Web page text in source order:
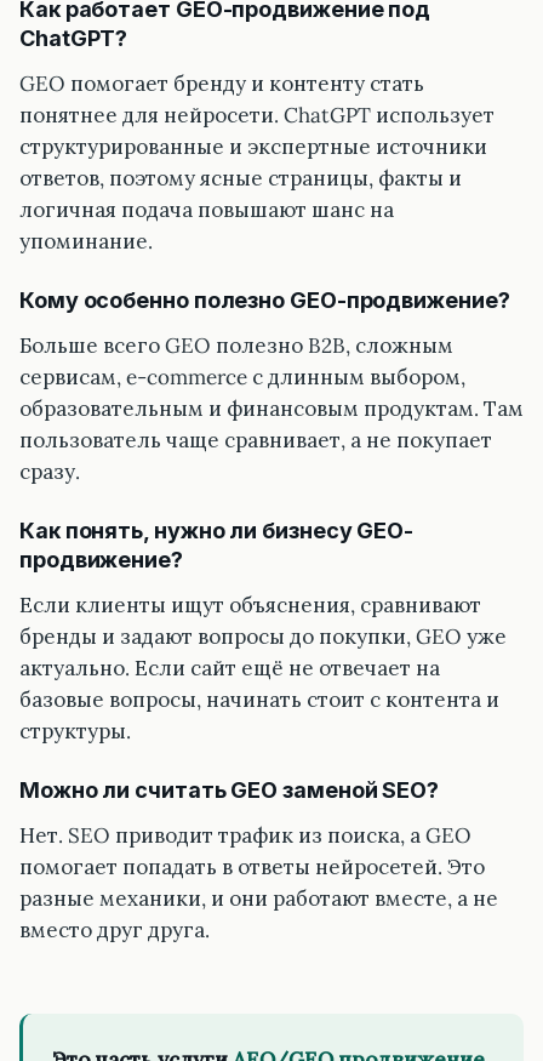
Как работает GEO-продвижение под
ChatGPT?
GEO помогает бренду и контенту стать
понятнее для нейросети. ChatGPT использует
структурированные и экспертные источники
ответов, поэтому ясные страницы, факты и
логичная подача повышают шанс на
упоминание.
Кому особенно полезно GEO-продвижение?
Больше всего GEO полезно B2B, сложным
сервисам, e-commerce с длинным выбором,
образовательным и финансовым продуктам. Там
пользователь чаще сравнивает, а не покупает
сразу.
Как понять, нужно ли бизнесу GEO-
продвижение?
Если клиенты ищут объяснения, сравнивают
бренды и задают вопросы до покупки, GEO уже
актуально. Если сайт ещё не отвечает на
базовые вопросы, начинать стоит с контента и
структуры.
Можно ли считать GEO заменой SEO?
Нет. SEO приводит трафик из поиска, а GEO
помогает попадать в ответы нейросетей. Это
разные механики, и они работают вместе, а не
вместо друг друга.